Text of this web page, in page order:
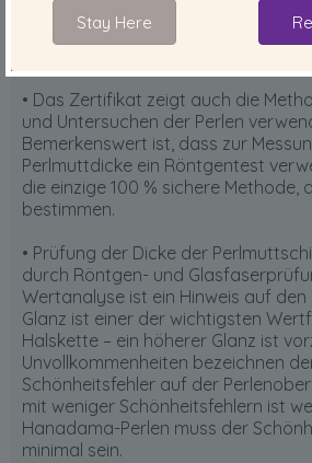
bewertet wurden. Mit anderen
Ausstellung des Zertifikats ist kein
• Das Zertifikat zeigt auch die
und Untersuchen der Perlen
Bemerkenswert ist, dass zur
Perlmuttdicke ein Röntgentest
die einzige 100 % sichere Methode,
bestimmen.
• Prüfung der Dicke der
durch Röntgen- und
Wertanalyse ist ein Hinweis auf den
Glanz ist einer der wichtigsten
Halskette – ein höherer Glanz ist
Unvollkommenheiten bezeichnen
Schönheitsfehler auf der
mit weniger Schönheitsfehlern ist
Hanadama-Perlen muss der
minimal sein.
Stay Here